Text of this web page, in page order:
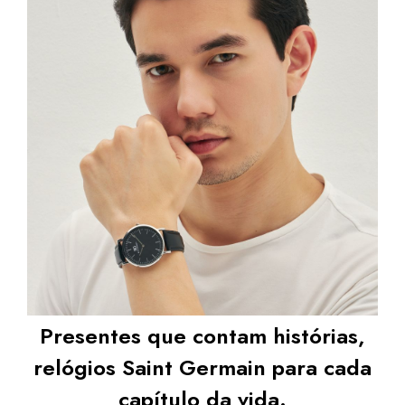
COMPRAR
Presentes que contam histórias,
relógios Saint Germain para cada